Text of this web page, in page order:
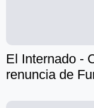
El Internado -
renuncia de